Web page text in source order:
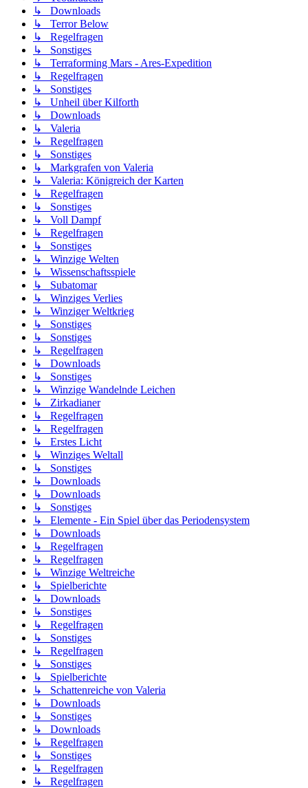
↳ Downloads
↳ Terror Below
↳ Regelfragen
↳ Sonstiges
↳ Terraforming Mars - Ares-Expedition
↳ Regelfragen
↳ Sonstiges
↳ Unheil über Kilforth
↳ Downloads
↳ Valeria
↳ Regelfragen
↳ Sonstiges
↳ Markgrafen von Valeria
↳ Valeria: Königreich der Karten
↳ Regelfragen
↳ Sonstiges
↳ Voll Dampf
↳ Regelfragen
↳ Sonstiges
↳ Winzige Welten
↳ Wissenschaftsspiele
↳ Subatomar
↳ Winziges Verlies
↳ Winziger Weltkrieg
↳ Sonstiges
↳ Sonstiges
↳ Regelfragen
↳ Downloads
↳ Sonstiges
↳ Winzige Wandelnde Leichen
↳ Zirkadianer
↳ Regelfragen
↳ Regelfragen
↳ Erstes Licht
↳ Winziges Weltall
↳ Sonstiges
↳ Downloads
↳ Downloads
↳ Sonstiges
↳ Elemente - Ein Spiel über das Periodensystem
↳ Downloads
↳ Regelfragen
↳ Regelfragen
↳ Winzige Weltreiche
↳ Spielberichte
↳ Downloads
↳ Sonstiges
↳ Regelfragen
↳ Sonstiges
↳ Regelfragen
↳ Sonstiges
↳ Spielberichte
↳ Schattenreiche von Valeria
↳ Downloads
↳ Sonstiges
↳ Downloads
↳ Regelfragen
↳ Sonstiges
↳ Regelfragen
↳ Regelfragen